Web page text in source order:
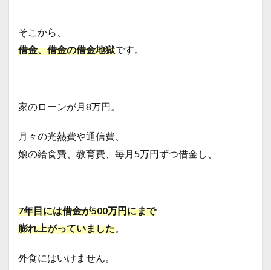
そこから、
借金、借金の借金地獄です。
家のローンが月8万円。
月々の光熱費や通信費、
娘の給食費、教育費、 毎月5万円ずつ借金し、
7年目には借金が500万円にまで
膨れ上がっていました。
外食にはいけません。